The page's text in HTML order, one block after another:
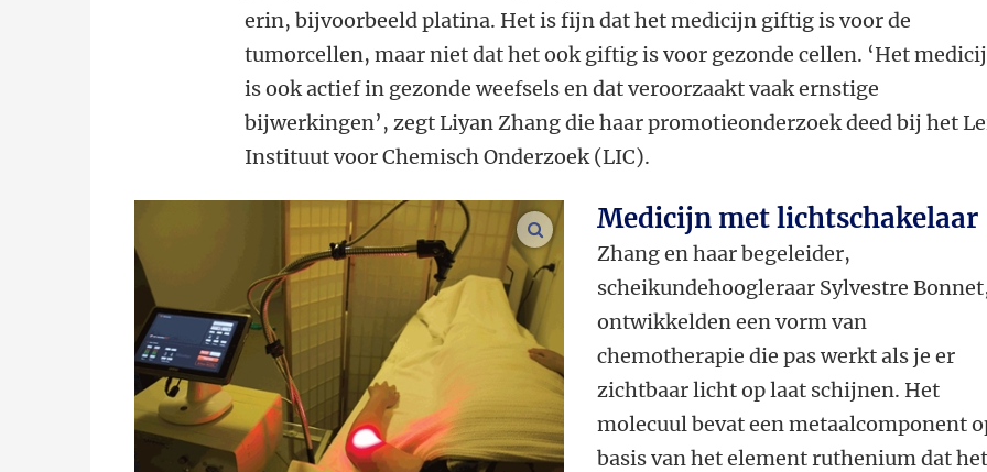
erin, bijvoorbeeld platina. Het is fijn dat het medicijn giftig is voor de
tumorcellen, maar niet dat het ook giftig is voor gezonde cellen. ‘Het
is ook actief in gezonde weefsels en dat veroorzaakt vaak ernstige
bijwerkingen’, zegt Liyan Zhang die haar promotieonderzoek deed bij het
Instituut voor Chemisch Onderzoek (LIC).
vergroot afbeeldingen
Medicijn met lichtschakelaar
Zhang en haar begeleider,
scheikundehoogleraar Sylvestre
ontwikkelden een vorm van
chemotherapie die pas werkt als je er
zichtbaar licht op laat schijnen. Het
molecuul bevat een metaalcomponent
basis van het element ruthenium dat het